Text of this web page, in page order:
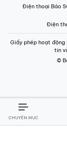
Điện thoại Báo
Điện
Giấy phép hoạt
tin
©
CHUYÊN MỤC